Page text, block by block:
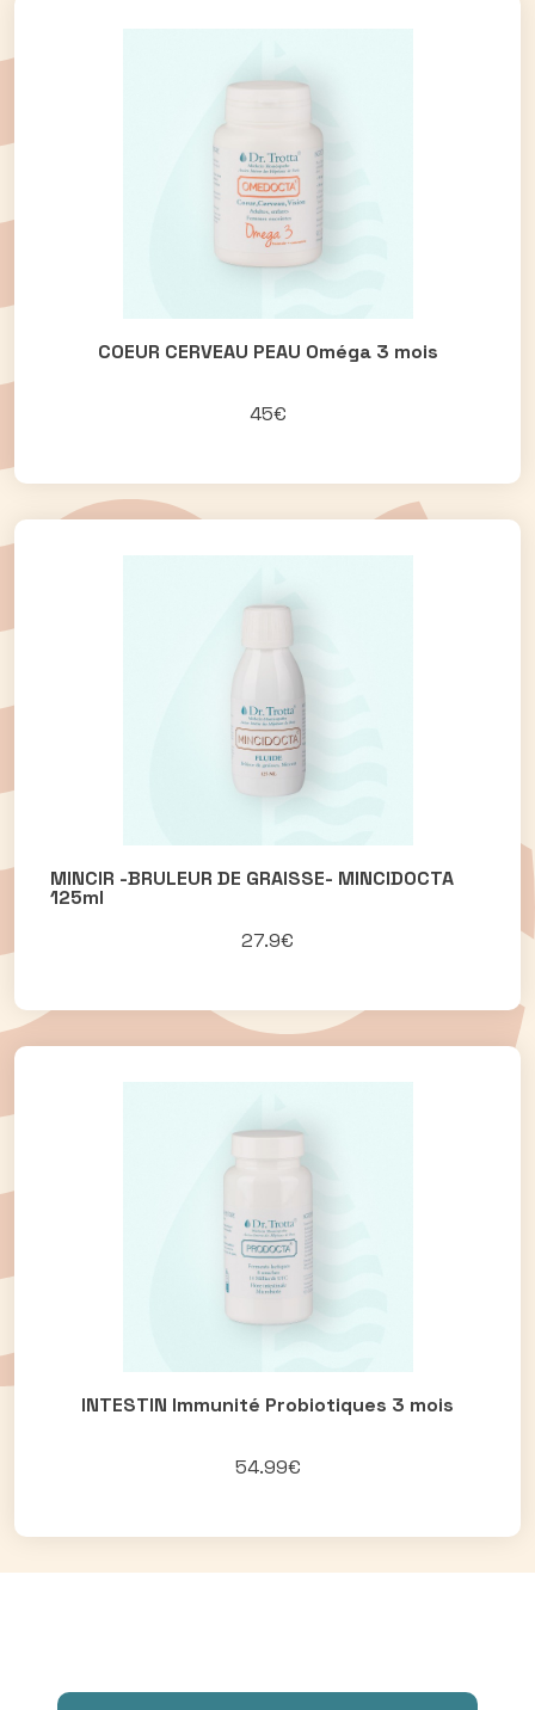
COEUR CERVEAU PEAU Oméga 3 mois
45€
MINCIR -BRULEUR DE GRAISSE- MINCIDOCTA
125ml
27.9€
INTESTIN Immunité Probiotiques 3 mois
54.99€